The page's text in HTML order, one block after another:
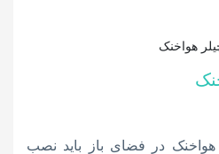
هواخنک در فضای باز باید نصب